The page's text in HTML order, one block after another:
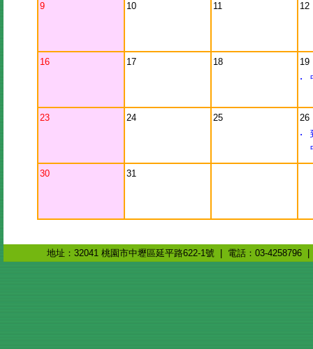
9 10 11 12
16 17 18 19
‧
23 24 25 26
‧
30 31
地址：32041 桃園市中壢區延平路622-1號 | 電話：03-